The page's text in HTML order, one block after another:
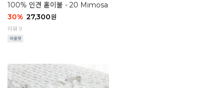
100% 인견 홑이불 - 20 Mimosa
30% 27,300원
리뷰 9